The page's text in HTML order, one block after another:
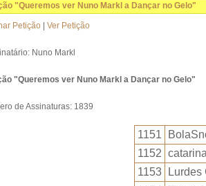
"Queremos ver Nuno Markl a Dançar no Gelo"
Petição Ver Petição
Nuno Markl
"Queremos ver Nuno Markl a Dançar no Gelo"
de Assinaturas: 1839
1151
1152
1153
Lurdes